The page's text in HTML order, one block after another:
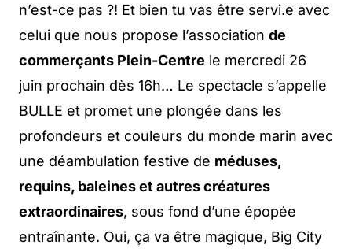
n’est-ce pas ?! Et bien tu vas être servi.e avec
celui que nous propose l’association de
commerçants Plein-Centre le mercredi 26
juin prochain dès 16h… Le spectacle s’appelle
BULLE et promet une plongée dans les
profondeurs et couleurs du monde marin avec
une déambulation festive de méduses,
requins, baleines et autres créatures
extraordinaires, sous fond d’une épopée
entraînante. Oui, ça va être magique, Big City